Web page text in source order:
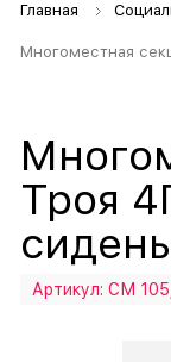
Главная
Многоместная
Троя
Артикул: СМ